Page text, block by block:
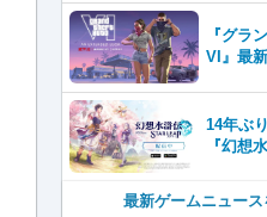
『グラ
VI』最
14年ぶ
『幻想
最新ゲームニュー